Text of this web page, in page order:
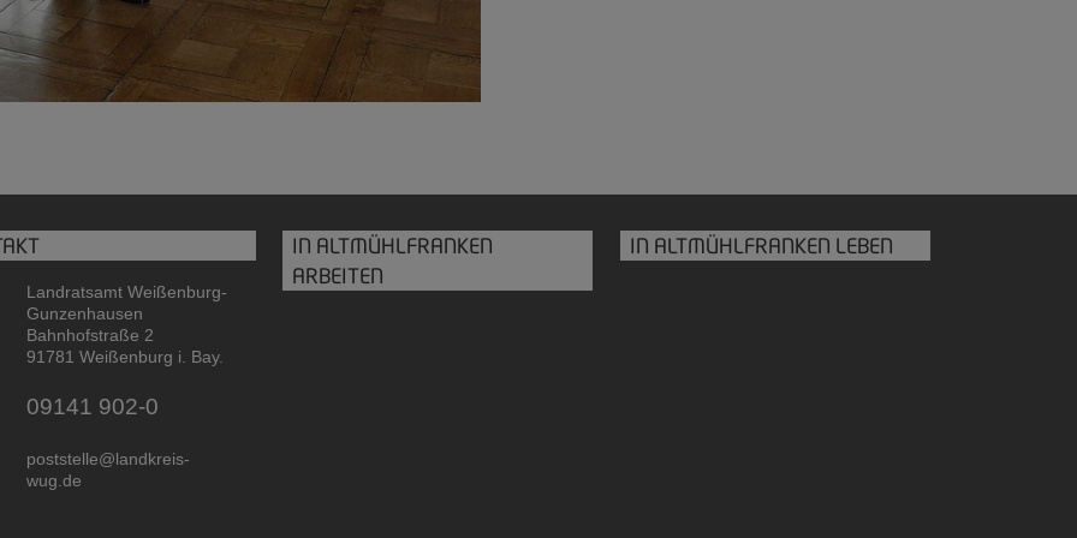
Landratsamt Weißenburg-
Gunzenhausen
Bahnhofstraße 2
91781 Weißenburg i. Bay.
09141 902-0
poststelle@landkreis-
wug.de
IN ALTMÜHLFRANKEN
ARBEITEN
IN ALTMÜHLFRANKEN LEBEN